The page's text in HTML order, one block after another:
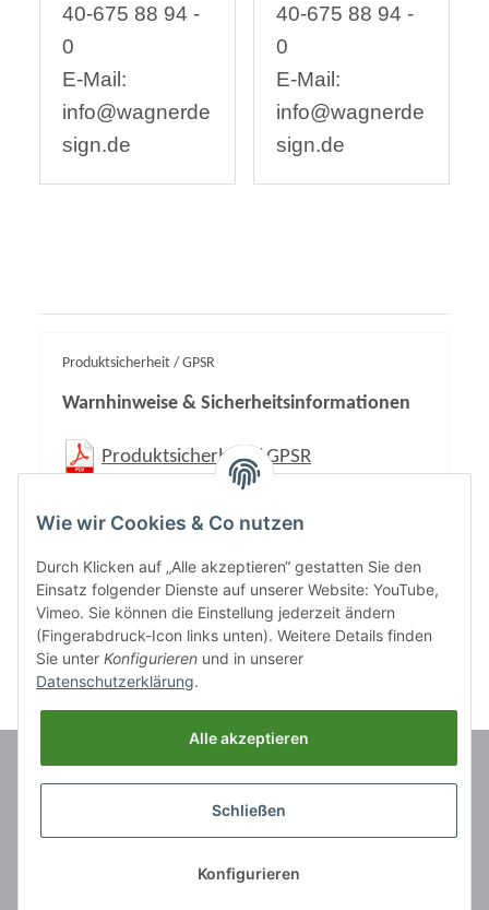
40-675 88 94 -
0
E-Mail:
info@wagnerde
sign.de
40-675 88 94 -
0
E-Mail:
info@wagnerde
sign.de
Produktsicherheit / GPSR
Warnhinweise & Sicherheitsinformationen
Produktsicherheit / GPSR
Informationen
Wie wir Cookies & Co nutzen
Durch Klicken auf „Alle akzeptieren“ gestatten Sie den
Einsatz folgender Dienste auf unserer Website: YouTube,
Vimeo. Sie können die Einstellung jederzeit ändern
(Fingerabdruck-Icon links unten). Weitere Details finden
Sie unter Konfigurieren und in unserer
Datenschutzerklärung.
Alle akzeptieren
Schließen
Konfigurieren